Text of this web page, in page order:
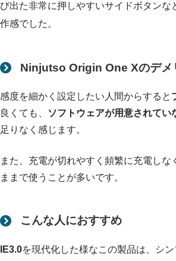
び出た非常に押しやすいサイドボタンな
作感でした。
Ninjutso Origin One Xのデメ
感度を細かく設定したい人間からすると
良くても、
ソフトウェアが用意されてい
足りなく感じます。
また、充電が切れやすく頻繁に充電しな
ままで使うことが多いです。
こんな人におすすめ
IE3.0を現代化した様なこの製品は、シ